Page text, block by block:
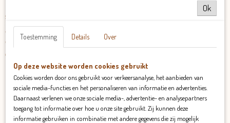
95% katoen en 5% elastaan
Wassen:
Was de kleding van Jip&Fien binnenstebuiten op maximaal 30 graden. Laat het
daarna aan de lijn drogen en dan blijft de kleding van Jip&fFien het mooist.
Ook interessant
Ok
Toestemming Details Over
Op deze website worden cookies gebruikt
Cookies worden door ons gebruikt voor verkeersanalyse, het aanbieden van
sociale media-functies en het personaliseren van informatie en advertenties.
Daarnaast verlenen we onze sociale media-, advertentie- en analysepartners
toegang tot informatie over hoe u onze site gebruikt. Zij kunnen deze
informatie gebruiken in combinatie met andere gegevens die zij mogelijk